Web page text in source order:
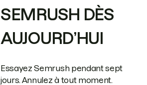
SEMRUSH DÈS
AUJOURD’HUI
Essayez Semrush pendant sept
jours. Annulez à tout moment.